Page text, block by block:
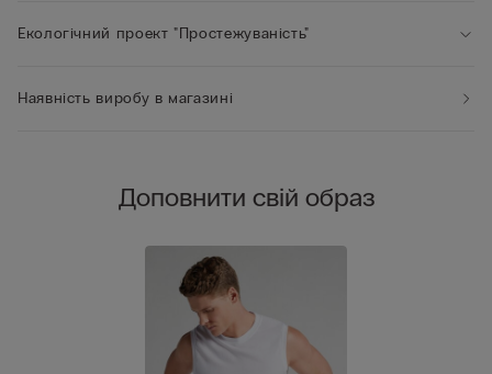
Екологічний проект "Простежуваність"
Наявність виробу в магазині
Доповнити свій образ